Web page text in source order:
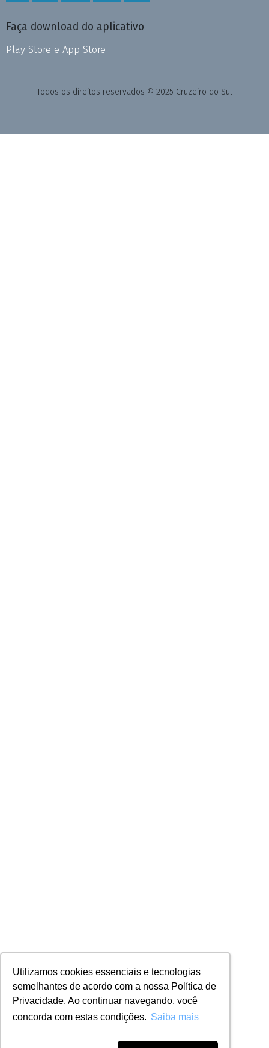
Utilizamos cookies essenciais e tecnologias
semelhantes de acordo com a nossa Política de
Privacidade. Ao continuar navegando, você
concorda com estas condições. Saiba mais
Faça download do aplicativo
Play Store e App Store
Todos os direitos reservados © 2025 Cruzeiro do Sul